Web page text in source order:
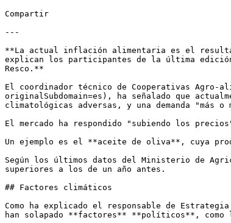
Compartir
---
**La actual inflación alimentaria es el
explican los participantes de la última edición
Resco.**
El coordinador técnico de Cooperativas Agro-
originalSubdomain=es), ha señalado que
climatológicas adversas, y una demanda "más o
El mercado ha respondido "subiendo los
Un ejemplo es el **aceite de oliva**, cuya
Según los últimos datos del Ministerio de
superiores a los de un año antes.
## Factores climáticos
Como ha explicado el responsable de
han solapado **factores** **políticos**,